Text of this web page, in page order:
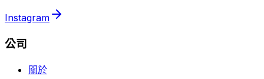
Instagram
公司
關於